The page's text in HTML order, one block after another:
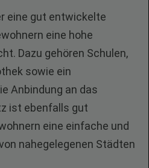
eine gut entwickelte
eine hohe
Dazu gehören Schulen,
sowie ein
Anbindung an das
ist ebenfalls gut
eine einfache und
nahegelegenen Städten